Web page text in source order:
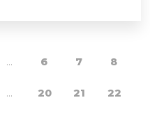
… 6 7 8
… 20 21 22